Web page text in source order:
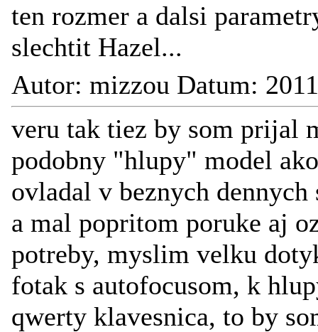
ten rozmer a dalsi
slechtit Hazel...
Autor: mizzou Datum:
veru tak tiez by som prijal
podobny "hlupy" model
ovladal v beznych
a mal popritom poruke aj
potreby, myslim velku
fotak s autofocusom, k
qwerty klavesnica, to by